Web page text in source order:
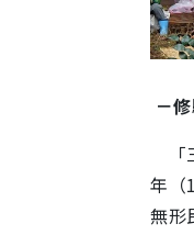
－
「
年（
無形